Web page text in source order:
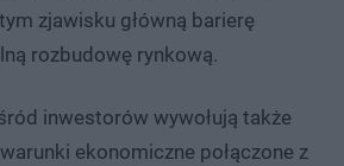
zjawisku główną barierę
rozbudowę rynkową.
inwestorów wywołują także
ekonomiczne połączone z